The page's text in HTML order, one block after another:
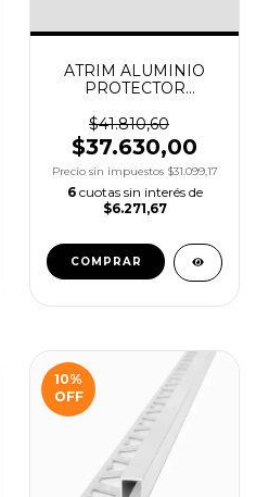
ATRIM ALUMINIO
PROTECTOR
X2.5M COD.1994
$41.810,60
$37.630,00
Precio sin impuestos $31.099,17
6 cuotas sin interés de
$6.271,67
10%
OFF